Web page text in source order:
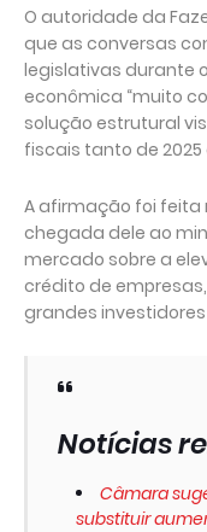
O autoridade da
que as conversas
legislativas durante
econômica “muito
solução estrutural
fiscais tanto de
A afirmação foi
chegada dele ao
mercado sobre a
crédito de
grandes
Notícias
Câmara
substituir